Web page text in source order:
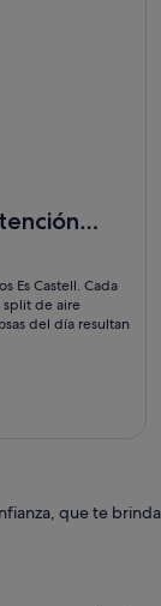
Es Castell. Cada
del día resultan
que te brinda